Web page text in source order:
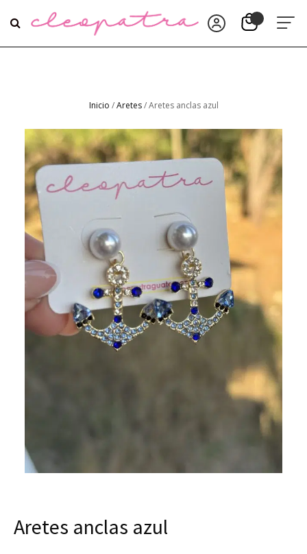
Inicio /Aretes/ Aretes anclas azul
Aretes anclas azul